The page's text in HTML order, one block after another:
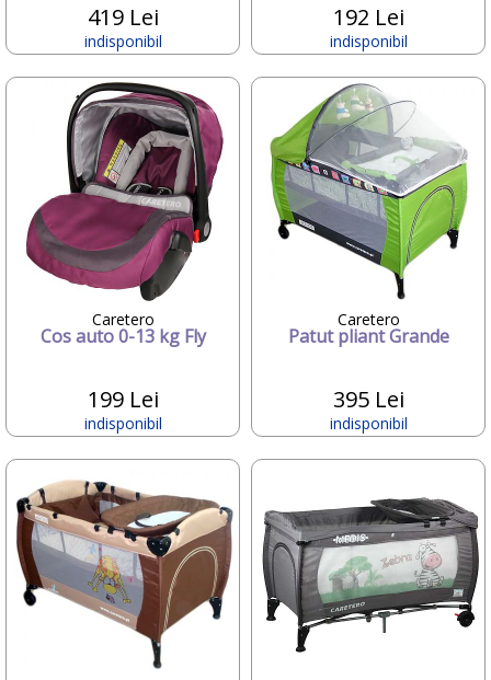
First Bebe
Fisher-Price
FREDS SWIM ACADEMY
FRIENDLY ORGANIC
Gifrer
GIOCHI PREZIOSI
Gonher
Graco
Grapol
Gruenspecht
Hamax
Happy
Hauck
HIPP
Huggies
ILLES CSOK ES TARSA KKT
InGenuity
Inglesina
Innovaciones Ms
inSPORTline
ITALTRIKE
JANE
joie
419 Lei
indisponibil
192 Lei
indisponibil
Caretero
Cos auto 0-13 kg Fly
199 Lei
indisponibil
Caretero
Patut pliant Grande
395 Lei
indisponibil